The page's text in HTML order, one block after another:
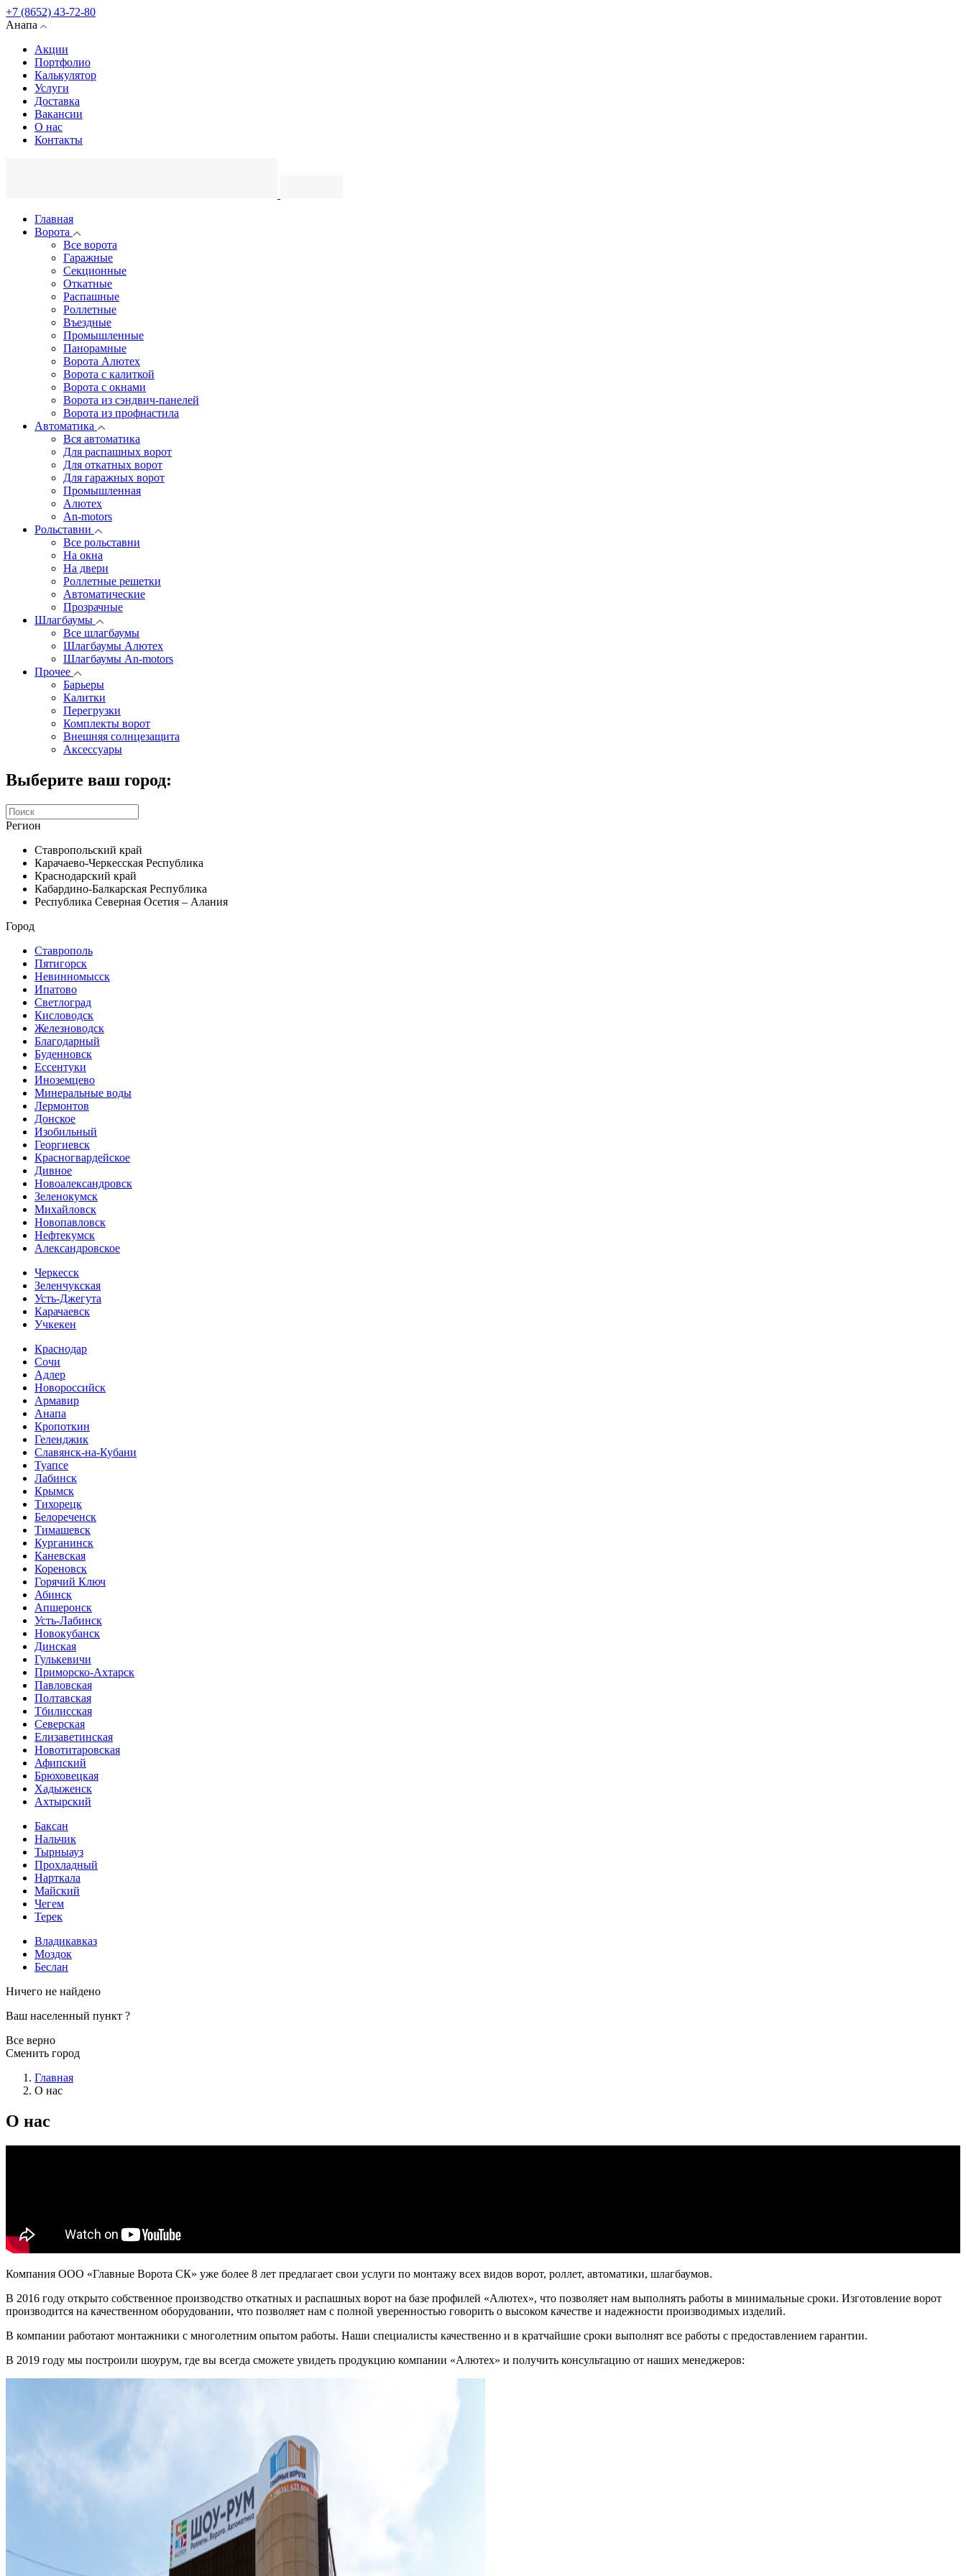
+7 (8652) 43-72-80
Анапа
Акции
Портфолио
Калькулятор
Услуги
Доставка
Вакансии
О нас
Контакты
Главная
Ворота
Все ворота
Гаражные
Секционные
Откатные
Распашные
Роллетные
Въездные
Промышленные
Панорамные
Ворота Алютех
Ворота с калиткой
Ворота c окнами
Ворота из сэндвич-панелей
Ворота из профнастила
Автоматика
Вся автоматика
Для распашных ворот
Для откатных ворот
Для гаражных ворот
Промышленная
Алютех
An-motors
Рольставни
Все рольставни
На окна
На двери
Роллетные решетки
Автоматические
Прозрачные
Шлагбаумы
Все шлагбаумы
Шлагбаумы Алютех
Шлагбаумы An-motors
Прочее
Барьеры
Калитки
Перегрузки
Комплекты ворот
Внешняя солнцезащита
Аксессуары
Выберите ваш город:
Регион
Ставропольский край
Карачаево-Черкесская Республика
Краснодарский край
Кабардино-Балкарская Республика
Республика Северная Осетия – Алания
Город
Ставрополь
Пятигорск
Невинномысск
Ипатово
Светлоград
Кисловодск
Железноводск
Благодарный
Буденновск
Ессентуки
Иноземцево
Минеральные воды
Лермонтов
Донское
Изобильный
Георгиевск
Красногвардейское
Дивное
Новоалександровск
Зеленокумск
Михайловск
Новопавловск
Нефтекумск
Александровское
Черкесск
Зеленчукская
Усть-Джегута
Карачаевск
Учкекен
Краснодар
Сочи
Адлер
Новороссийск
Армавир
Анапа
Кропоткин
Геленджик
Славянск-на-Кубани
Туапсе
Лабинск
Крымск
Тихорецк
Белореченск
Тимашевск
Курганинск
Каневская
Кореновск
Горячий Ключ
Абинск
Апшеронск
Усть-Лабинск
Новокубанск
Динская
Гулькевичи
Приморско-Ахтарск
Павловская
Полтавская
Тбилисская
Северская
Елизаветинская
Новотитаровская
Афипский
Брюховецкая
Хадыженск
Ахтырский
Баксан
Нальчик
Тырныауз
Прохладный
Нарткала
Майский
Чегем
Терек
Владикавказ
Моздок
Беслан
Ничего не найдено
Ваш населенный пункт ?
Все верно
Сменить город
Главная
О нас
О нас
Компания ООО «Главные Ворота СК» уже более 8 лет предлагает свои услуги по монтажу всех видов ворот, роллет, автоматики, шлагбаумов.
В 2016 году открыто собственное производство откатных и распашных ворот на базе профилей «Алютех», что позволяет нам выполнять работы в минимальные сроки. Изготовление ворот
производится на качественном оборудовании, что позволяет нам с полной уверенностью говорить о высоком качестве и надежности производимых изделий.
В компании работают монтажники с многолетним опытом работы. Наши специалисты качественно и в кратчайшие сроки выполнят все работы с предоставлением гарантии.
В 2019 году мы построили шоурум, где вы всегда сможете увидеть продукцию компании «Алютех» и получить консультацию от наших менеджеров: